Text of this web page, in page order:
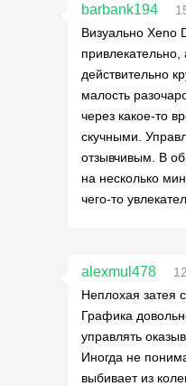
barbank194
Визуально Xeno
действительно
малость
через какое-то
скучными.
отзывчивым. В
на несколько
чего-то
alexmul478
Неплохая затея
Графика
управлять
Иногда не
выбивает из